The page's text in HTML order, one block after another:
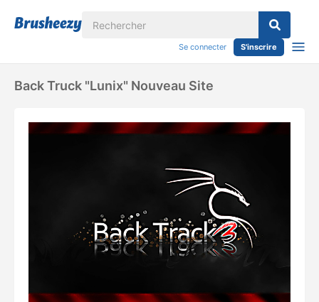
Se connecter S'inscrire
Back Truck "lunix" Nouveau Site